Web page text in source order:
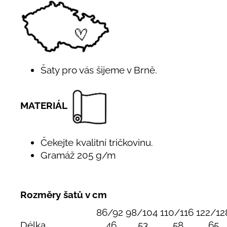
Šaty pro vás šijeme v Brně.
MATERIÁL
Čekejte kvalitní tričkovinu.
Gramáž 205 g/m
Rozměry šatů v cm
86/92 98/104 110/116 122/